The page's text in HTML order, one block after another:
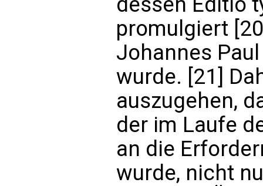
promulgiert
Johannes
wurde. [21]
auszugehen,
der im Laufe
an die
wurde, nicht